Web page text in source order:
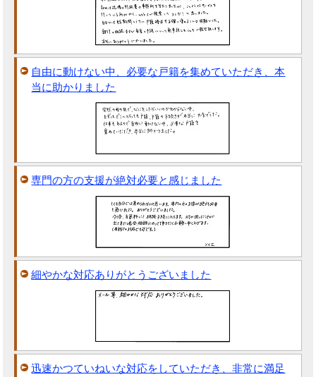
自由に動けない中、必要な戸籍を集めていただき、本
当に助かりました
専門の方の支援が絶対必要と感じました
細やかな対応ありがとうございました
迅速かつていねいな対応をしていただき、非常に満足